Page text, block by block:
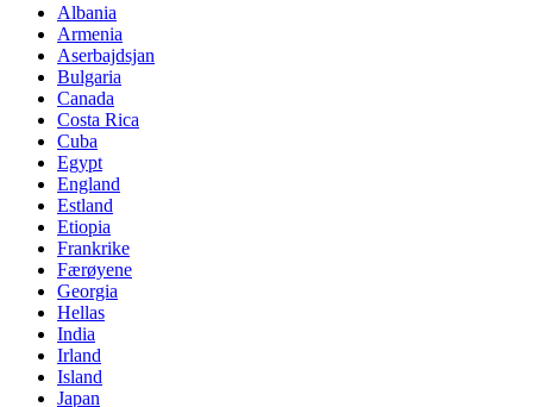
Albania
Armenia
Aserbajdsjan
Bulgaria
Canada
Costa Rica
Cuba
Egypt
England
Estland
Etiopia
Frankrike
Færøyene
Georgia
Hellas
India
Irland
Island
Japan